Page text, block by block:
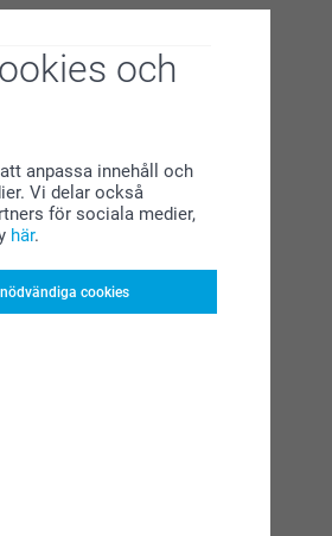
och
anpassa innehåll och
Vi delar också
för sociala medier,
här.
cookies